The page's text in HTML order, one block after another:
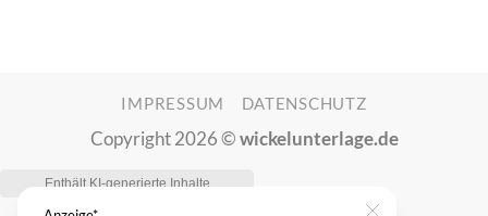
IMPRESSUM DATENSCHUTZ
Copyright 2026 ©wickelunterlage.de